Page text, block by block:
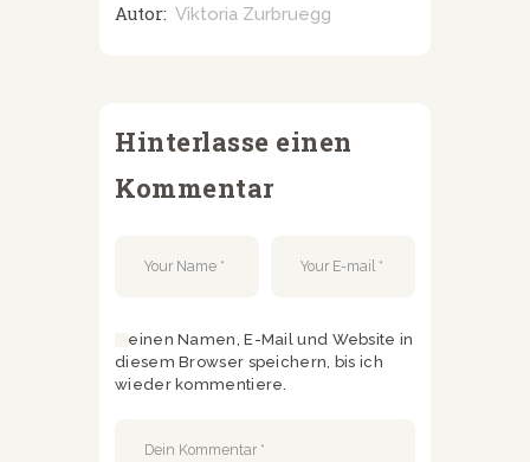
Autor: Viktoria Zurbruegg
Hinterlasse einen
Kommentar
Meinen Namen, E-Mail und Website in
diesem Browser speichern, bis ich
wieder kommentiere.